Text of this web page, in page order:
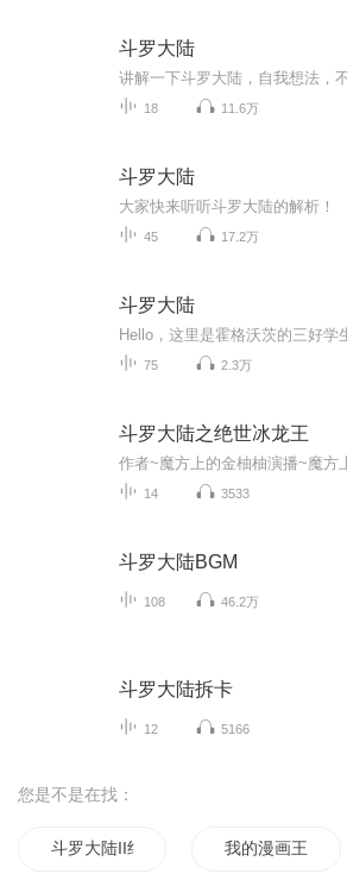
斗罗大陆
18 11.6万
斗罗大陆
大家快来听听斗罗大陆的解析！
45 17.2万
斗罗大陆
75 2.3万
斗罗大陆之绝世冰龙王
14 3533
斗罗大陆BGM
108 46.2万
斗罗大陆拆卡
12 5166
您是不是在找：
斗罗大陆II绝世唐门 我的漫画王国